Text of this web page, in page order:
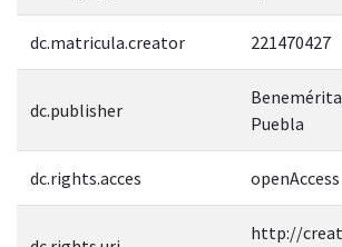
dc.matricula.creator 221470427
dc.publisher
Puebla
dc.rights.acces openAccess
http://